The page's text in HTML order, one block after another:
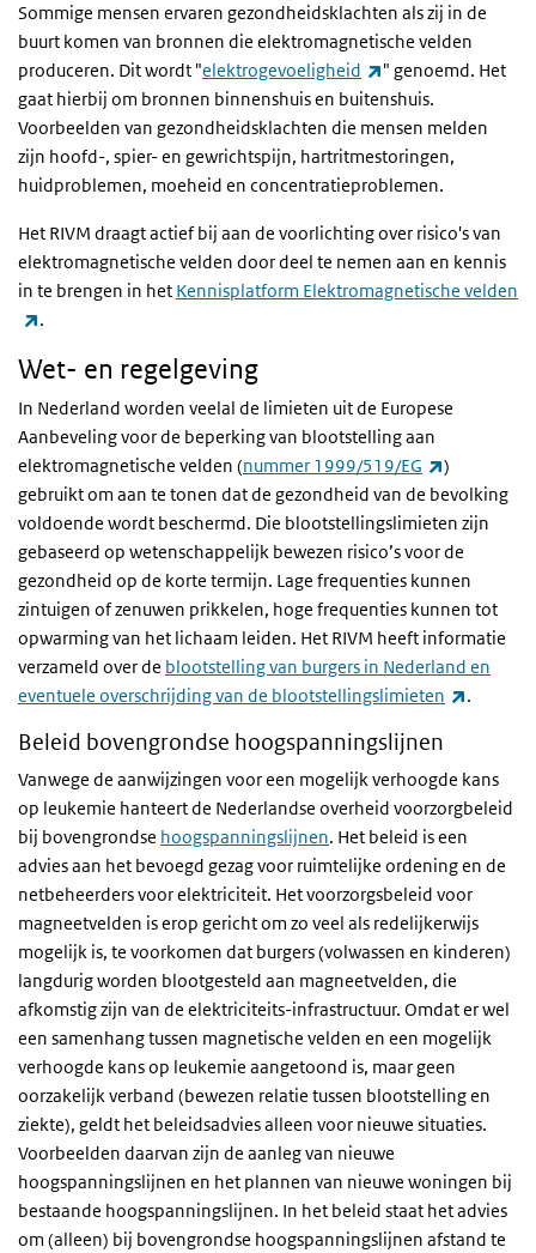
Sommige mensen ervaren gezondheidsklachten als zij in de
buurt komen van bronnen die elektromagnetische velden
produceren. Dit wordt "elektrogevoeligheid (externe link)
" genoemd. Het
gaat hierbij om bronnen binnenshuis en buitenshuis.
Voorbeelden van gezondheidsklachten die mensen melden
zijn hoofd-, spier- en gewrichtspijn, hartritmestoringen,
huidproblemen, moeheid en concentratieproblemen.
Het RIVM draagt actief bij aan de voorlichting over risico's van
elektromagnetische velden door deel te nemen aan en kennis
in te brengen in het Kennisplatform Elektromagnetische velden
(externe link)
.
Wet- en regelgeving
In Nederland worden veelal de limieten uit de Europese
Aanbeveling voor de beperking van blootstelling aan
elektromagnetische velden (nummer 1999/519/EG (externe
)
gebruikt om aan te tonen dat de gezondheid van de bevolking
voldoende wordt beschermd. Die blootstellingslimieten zijn
gebaseerd op wetenschappelijk bewezen risico’s voor de
gezondheid op de korte termijn. Lage frequenties kunnen
zintuigen of zenuwen prikkelen, hoge frequenties kunnen tot
opwarming van het lichaam leiden. Het RIVM heeft informatie
verzameld over de blootstelling van burgers in Nederland en
eventuele overschrijding van de blootstellingslimieten
.
Beleid bovengrondse hoogspanningslijnen
Vanwege de aanwijzingen voor een mogelijk verhoogde kans
op leukemie hanteert de Nederlandse overheid voorzorgbeleid
bij bovengrondse hoogspanningslijnen. Het beleid is een
advies aan het bevoegd gezag voor ruimtelijke ordening en de
netbeheerders voor elektriciteit. Het voorzorgsbeleid voor
magneetvelden is erop gericht om zo veel als redelijkerwijs
mogelijk is, te voorkomen dat burgers (volwassen en kinderen)
langdurig worden blootgesteld aan magneetvelden, die
afkomstig zijn van de elektriciteits-infrastructuur. Omdat er wel
een samenhang tussen magnetische velden en een mogelijk
verhoogde kans op leukemie aangetoond is, maar geen
oorzakelijk verband (bewezen relatie tussen blootstelling en
ziekte), geldt het beleidsadvies alleen voor nieuwe situaties.
Voorbeelden daarvan zijn de aanleg van nieuwe
hoogspanningslijnen en het plannen van nieuwe woningen bij
bestaande hoogspanningslijnen. In het beleid staat het advies
om (alleen) bij bovengrondse hoogspanningslijnen afstand te